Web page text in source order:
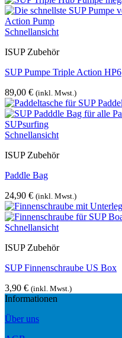
Schnellansicht
ISUP Zubehör
SUP Pumpe Triple Action HP6
89,00 € (inkl. Mwst.)
Schnellansicht
ISUP Zubehör
Paddle Bag
24,90 € (inkl. Mwst.)
Schnellansicht
ISUP Zubehör
SUP Finnenschraube US Box
3,90 € (inkl. Mwst.)
Informationen
Über uns